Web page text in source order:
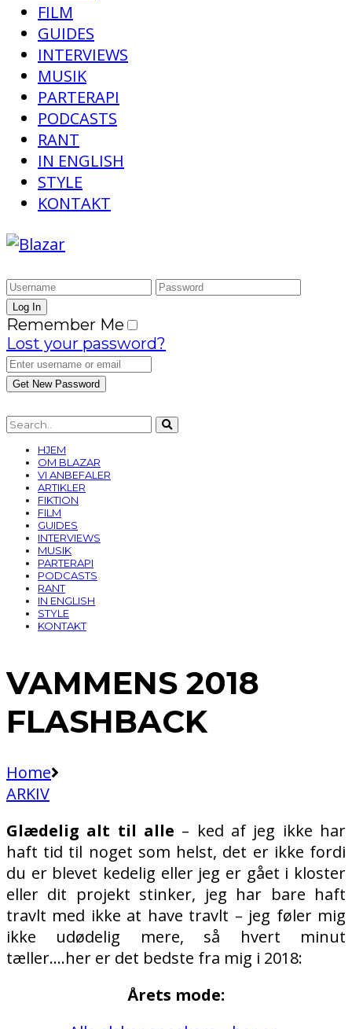
FILM
GUIDES
INTERVIEWS
MUSIK
PARTERAPI
PODCASTS
RANT
IN ENGLISH
STYLE
KONTAKT
Remember Me
Lost your password?
HJEM
OM BLAZAR
VI ANBEFALER
ARTIKLER
FIKTION
FILM
GUIDES
INTERVIEWS
MUSIK
PARTERAPI
PODCASTS
RANT
IN ENGLISH
STYLE
KONTAKT
VAMMENS 2018
FLASHBACK
Home
ARKIV
Glædelig alt til alle – ked af jeg ikke har
haft tid til noget som helst, det er ikke fordi
du er blevet kedelig eller jeg er gået i kloster
eller dit projekt stinker, jeg har bare haft
travlt med ikke at have travlt – jeg føler mig
ikke udødelig mere, så hvert minut
tæller….her er det bedste fra mig i 2018:
Årets mode: